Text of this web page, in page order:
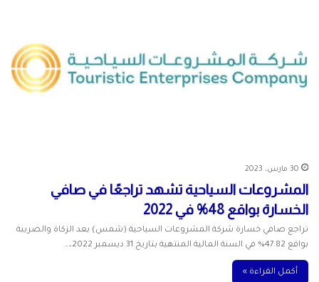
30 مارس، 2023
المشروعات السياحية تشهد تراجعًا في صافي
الخسارة بواقع 48% في 2022
تراجع صافي خسارة شركة المشروعات السياحية (شمس) بعد الزكاة والضريبة
بواقع 47.82% في السنة المالية المنتهية بتاريخ 31 ديسمبر 2022،…
أكمل القراءة »